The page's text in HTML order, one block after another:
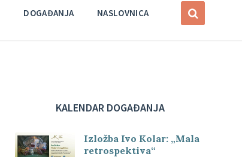
DOGAĐANJA NASLOVNICA
KALENDAR DOGAĐANJA
Izložba Ivo Kolar: „Mala
retrospektiva“